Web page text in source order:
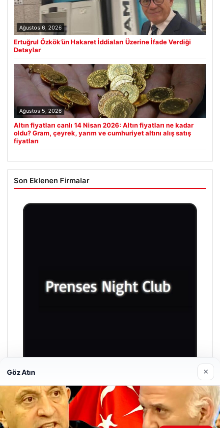
Ağustos 6, 2026
Ertuğrul Özkök’ün Hakaret İddiaları Üzerine İfade Verdiği
Detaylar
Ağustos 5, 2026
Altın fiyatları canlı 14 Nisan 2026: Altın fiyatları ne kadar
oldu? Gram, çeyrek, yarım ve cumhuriyet altını alış satış
fiyatları
Son Eklenen Firmalar
Prenses Night Club
Nisan 29, 2026
Göz Atın ×